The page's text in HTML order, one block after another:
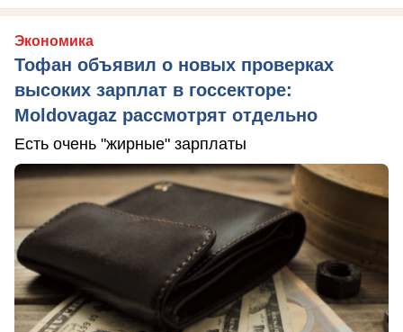
Экономика
Тофан объявил о новых проверках
высоких зарплат в госсекторе:
Moldovagaz рассмотрят отдельно
Есть очень "жирные" зарплаты